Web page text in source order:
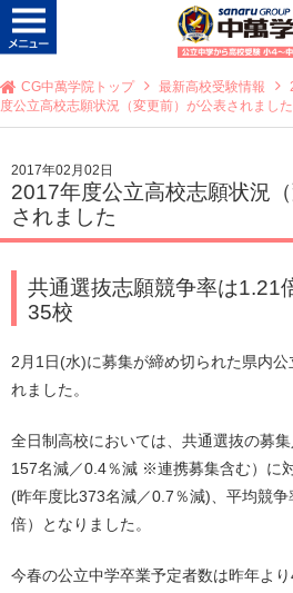
CG中萬学院トップ 最新高校受験情報
度公立高校志願状況（変更前）が公表されました
2017年02月02日
2017年度公立高校志願状況
されました
共通選抜志願競争率は1.21
35校
2月1日(水)に募集が締め切られた県内
れました。
全日制高校においては、共通選抜の募
157名減／0.4％減 ※連携募集含む）に
(昨年度比373名減／0.7％減)、平均競
倍）となりました。
今春の公立中学卒業予定者数は昨年よ